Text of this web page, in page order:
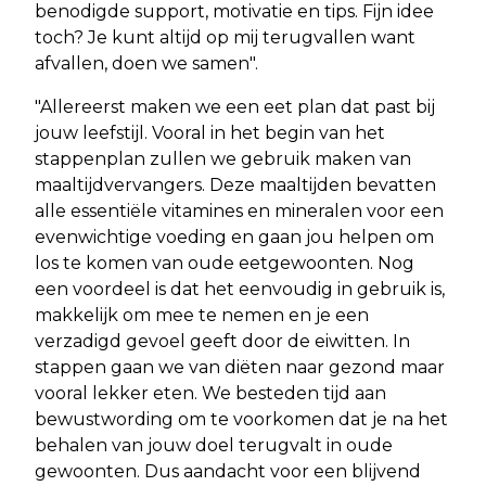
benodigde support, motivatie en tips. Fijn idee
toch? Je kunt altijd op mij terugvallen want
afvallen, doen we samen".
"Allereerst maken we een eet plan dat past bij
jouw leefstijl. Vooral in het begin van het
stappenplan zullen we gebruik maken van
maaltijdvervangers. Deze maaltijden bevatten
alle essentiële vitamines en mineralen voor een
evenwichtige voeding en gaan jou helpen om
los te komen van oude eetgewoonten. Nog
een voordeel is dat het eenvoudig in gebruik is,
makkelijk om mee te nemen en je een
verzadigd gevoel geeft door de eiwitten. In
stappen gaan we van diëten naar gezond maar
vooral lekker eten. We besteden tijd aan
bewustwording om te voorkomen dat je na het
behalen van jouw doel terugvalt in oude
gewoonten. Dus aandacht voor een blijvend